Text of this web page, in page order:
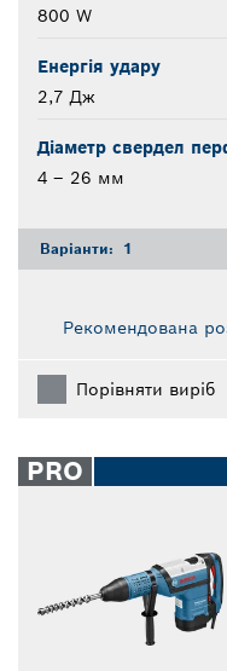
800 W
Енергія удару
2,7 Дж
Діаметр свердел
4 – 26 мм
Варіанти: 1
Рекомендована
Порівняти виріб
PRO